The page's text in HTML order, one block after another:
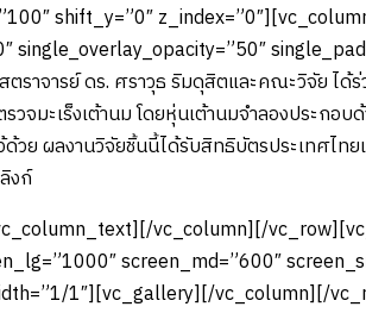
shift_y=”0″
าจารย์ ดร. ศราวุธ ริมดุสิตและคณะวิจัย ได้
วจมะเร็งเต้านม โดยหุ่นเต้านมจำลองประก
ย ผลงานวิจัยชิ้นนี้ได้รับสิทธิบัตรประเทศไท
งก์
vc_column][/
screen_md=”600″
1″][vc_gallery][/vc_column][/